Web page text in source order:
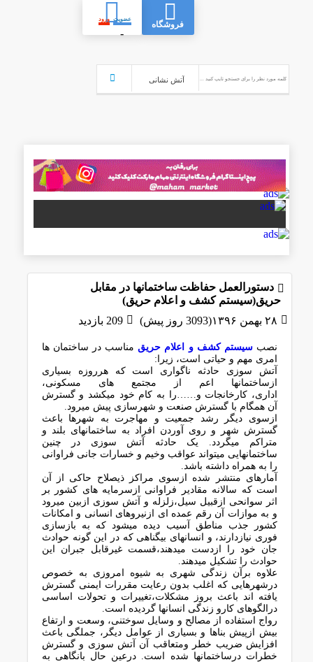
فروشگاه
عضویت
-
ورود
دﺳﺘﻮراﻟﻌﻤﻞ ﺣﻔﺎﻇﺖ ﺳﺎﺧﺘﻤﺎﻧﻬﺎ در ﻣﻘﺎﺑﻞ
ﺣﺮﯾﻖ(سیستم کشف و اعلام حریق)
۲۸ بهمن ۱۳۹۶(3093 روز پیش)
209 بازدید
نصب سیستم کشف و اعلام حریق مناسب در ساختمان ها
امری مهم و حیاتی است، زیرا:
آﺗﺶ ﺳﻮزی ﺣﺎدﺛﻪ ﻧﺎﮔﻮاری اﺳﺖ ﮐﻪ ﻫﺮروزه ﺑﺴﯿﺎری
ازﺳﺎﺧﺘﻤﺎﻧﻬﺎ اﻋﻢ از ﻣﺠﺘﻤﻊ ﻫﺎی ﻣﺴﮑﻮﻧﯽ،
اداری، ﮐﺎرﺧﺎﻧﺠﺎت و……را ﺑﻪ ﮐﺎم ﺧﻮد ﻣﯿﮑﺸﺪ و ﮔﺴﺘﺮش
آن ﻫﻤﮕﺎم ﺑﺎ ﮔﺴﺘﺮش ﺻﻨﻌﺖ و ﺷﻬﺮﺳﺎزی ﭘﯿﺶ ﻣﯿﺮود.
ازﺳﻮی دﯾﮕﺮ رﺷﺪ ﺟﻤﻌﯿﺖ و ﻣﻬﺎﺟﺮت ﺑﻪ ﺷﻬﺮﻫﺎ ﺑﺎﻋﺚ
ﮔﺴﺘﺮش ﺷﻬﺮ و روی آوردن اﻓﺮاد ﺑﻪ ﺳﺎﺧﺘﻤﺎﻧﻬﺎی ﺑﻠﻨﺪ و
ﻣﺘﺮاﮐﻢ ﻣﯿﮕﺮدد. ﯾﮏ ﺣﺎدﺛﻪ آﺗﺶ ﺳﻮزی در ﭼﻨﯿﻦ
ﺳﺎﺧﺘﻤﺎﻧﻬﺎﯾﯽ ﻣﯿﺘﻮاﻧﺪ ﻋﻮاﻗﺐ وﺧﯿﻢ و ﺧﺴﺎرات ﺟﺎﻧﯽ ﻓﺮاواﻧﯽ
را ﺑﻪ ﻫﻤﺮاه داﺷﺘﻪ ﺑﺎﺷﺪ.
آﻣﺎرﻫﺎی ﻣﻨﺘﺸﺮ ﺷﺪه ازﺳﻮی ﻣﺮاﮐﺰ ذﯾﺼﻼح ﺣﺎﮐﯽ از آن
اﺳﺖ ﮐﻪ ﺳﺎﻻﻧﻪ ﻣﻘﺎدﯾﺮ ﻓﺮاواﻧﯽ ازﺳﺮﻣﺎﯾﻪ ﻫﺎی ﮐﺸﻮر ﺑﺮ
اﺛﺮ ﺳﻮاﻧﺤﯽ ازﻗﺒﯿﻞ ﺳﯿﻞ،زﻟﺰﻟﻪ و آﺗﺶ ﺳﻮزی ازﺑﯿﻦ ﻣﯿﺮود
و ﺑﻪ ﻣﻮازات آن رﻗﻢ ﻋﻤﺪه ای ازﻧﯿﺮوﻫﺎی اﻧﺴﺎﻧﯽ و اﻣﮑﺎﻧﺎت
ﮐﺸﻮر ﺟﺬب ﻣﻨﺎﻃﻖ آﺳﯿﺐ دﯾﺪه ﻣﯿﺸﻮد ﮐﻪ ﺑﻪ ﺑﺎزﺳﺎزی
ﻓﻮری ﻧﯿﺎزدارﻧﺪ، و اﻧﺴﺎﻧﻬﺎی ﺑﯿﮕﻨﺎﻫﯽ ﮐﻪ در اﯾﻦ ﮔﻮﻧﻪ ﺣﻮادث
ﺟﺎن ﺧﻮد را ازدﺳﺖ ﻣﯿﺪﻫﻨﺪ،ﻗﺴﻤﺖ ﻏﯿﺮﻗﺎﺑﻞ ﺟﺒﺮان اﯾﻦ
ﺣﻮادث را ﺗﺸﮑﯿﻞ ﻣﯿﺪﻫﻨﺪ.
ﻋﻼوه ﺑﺮآن زﻧﺪﮔﯽ ﺷﻬﺮی ﺑﻪ ﺷﯿﻮه اﻣﺮوزی ﺑﻪ ﺧﺼﻮص
درﺷﻬﺮﻫﺎﯾﯽ ﮐﻪ اﻏﻠﺐ ﺑﺪون رﻋﺎﯾﺖ ﻣﻘﺮرات اﯾﻤﻨﯽ ﮔﺴﺘﺮش
ﯾﺎﻓﺘﻪ اﻧﺪ ﺑﺎﻋﺚ ﺑﺮوز ﻣﺸﮑﻼت،ﺗﻐﯿﯿﺮات و ﺗﺤﻮﻻت اﺳﺎﺳﯽ
دراﻟﮕﻮﻫﺎی ﮐﺎرو زﻧﺪﮔﯽ اﻧﺴﺎﻧﻬﺎ ﮔﺮدﯾﺪه اﺳﺖ.
رواج اﺳﺘﻔﺎده از ﻣﺼﺎﻟﺢ و وﺳﺎﯾﻞ ﺳﻮﺧﺘﻨﯽ، وﺳﻌﺖ و ارﺗﻔﺎع
ﺑﯿﺶ ازﭘﯿﺶ ﺑﻨﺎﻫﺎ و ﺑﺴﯿﺎری از ﻋﻮاﻣﻞ دﯾﮕﺮ، ﺟﻤﻠﮕﯽ ﺑﺎﻋﺚ
اﻓﺰاﯾﺶ ﺿﺮﯾﺐ ﺧﻄﺮ وﻣﺘﻌﺎﻗﺐ آن آﺗﺶ ﺳﻮزی و ﮔﺴﺘﺮش
ﺧﻄﺮات درﺳﺎﺧﺘﻤﺎﻧﻬﺎ ﺷﺪه اﺳﺖ. درﻋﯿﻦ ﺣﺎل ﺑﺎﻧﮕﺎﻫﯽ ﺑﻪ